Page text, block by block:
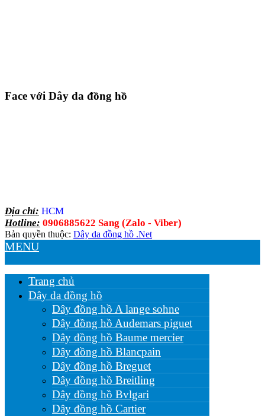
Face với Dây da đồng hồ
Địa chỉ: HCM
Hotline: 0906885622 Sang (Zalo - Viber)
Bản quyền thuộc: Dây da đồng hồ .Net
MENU
Trang chủ
Dây da đồng hồ
Dây đồng hồ A lange sohne
Dây đồng hồ Audemars piguet
Dây đồng hồ Baume mercier
Dây đồng hồ Blancpain
Dây đồng hồ Breguet
Dây đồng hồ Breitling
Dây đồng hồ Bvlgari
Dây đồng hồ Cartier